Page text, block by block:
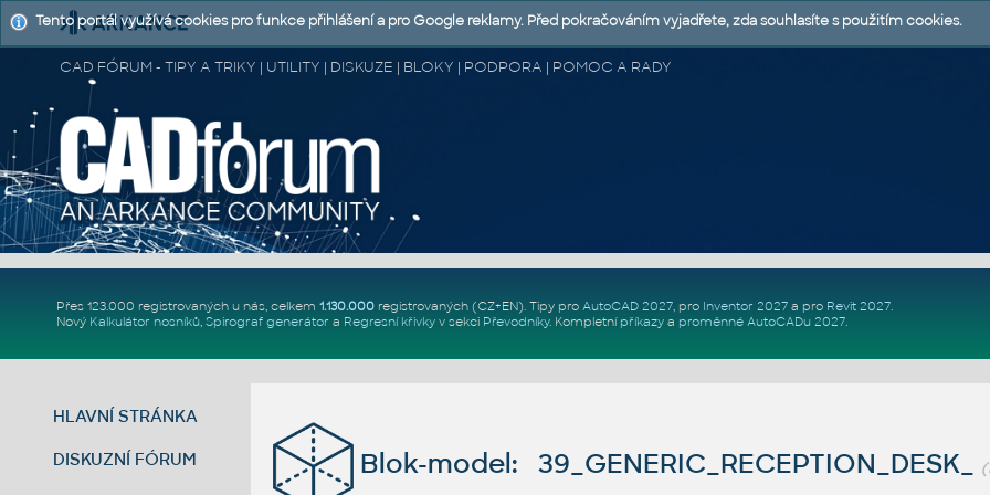
CAD FÓRUM - TIPY A TRIKY | UTILITY | DISKUZE | BLOKY | PODPORA | POMOC A RADY
Přes 123.000 registrovaných u nás, celkem 1.130.000registrovaných (CZ+EN). Tipy pro AutoCAD 2027, pro Inventor 2027a pro Revit 2027.
Nový Kalkulátor nosníků, Spirograf generátor a Regresní křivkyv sekci Převodníky. Kompletní příkazya proměnné AutoCADu 2027.
HLAVNÍ STRÁNKA
DISKUZNÍ FÓRUM Blok-model: 39_GENERIC_RECEPTION_DESK_
Tento portál využívá cookies pro funkce přihlášení a pro Google reklamy. Před pokračováním vyjadřete, zda souhlasíte s použitím cookies.